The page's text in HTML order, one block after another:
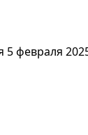
5 февраля